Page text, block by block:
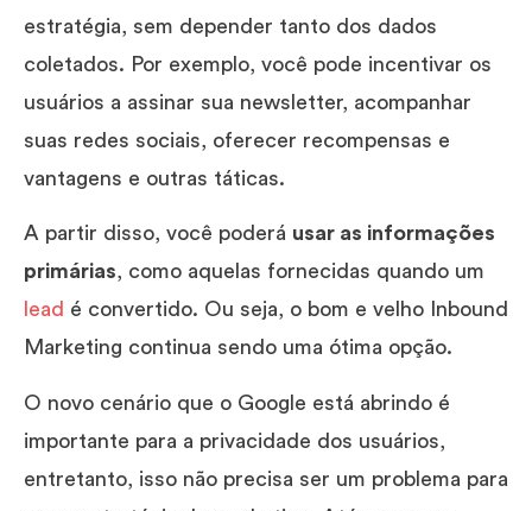
estratégia, sem depender tanto dos dados
coletados. Por exemplo, você pode incentivar os
usuários a assinar sua newsletter, acompanhar
suas redes sociais, oferecer recompensas e
vantagens e outras táticas.
A partir disso, você poderá usar as informações
primárias, como aquelas fornecidas quando um
lead é convertido. Ou seja, o bom e velho Inbound
Marketing continua sendo uma ótima opção.
O novo cenário que o Google está abrindo é
importante para a privacidade dos usuários,
entretanto, isso não precisa ser um problema para